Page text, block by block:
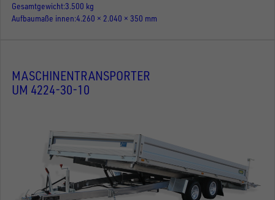
Gesamtgewicht3.500 kg
Aufbaumaße innen 4.260 × 2.040 × 350 mm
MASCHINENTRANSPORTER
UM 4224-30-10